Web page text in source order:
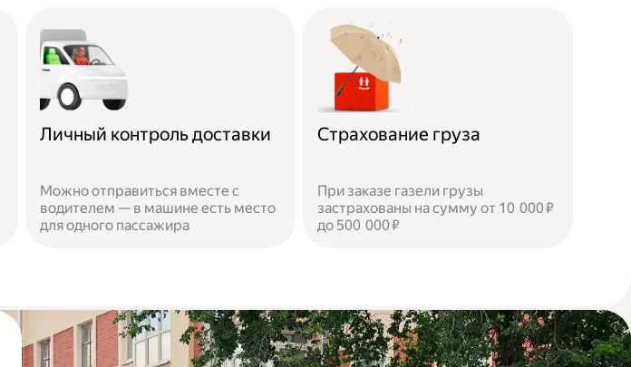
Личный контроль доставки
Можно отправиться вместе с
водителем — в машине есть место
для одного пассажира
Страхование груза
При заказе газели грузы
застрахованы на сумму от 10 000 ₽
до 500 000 ₽